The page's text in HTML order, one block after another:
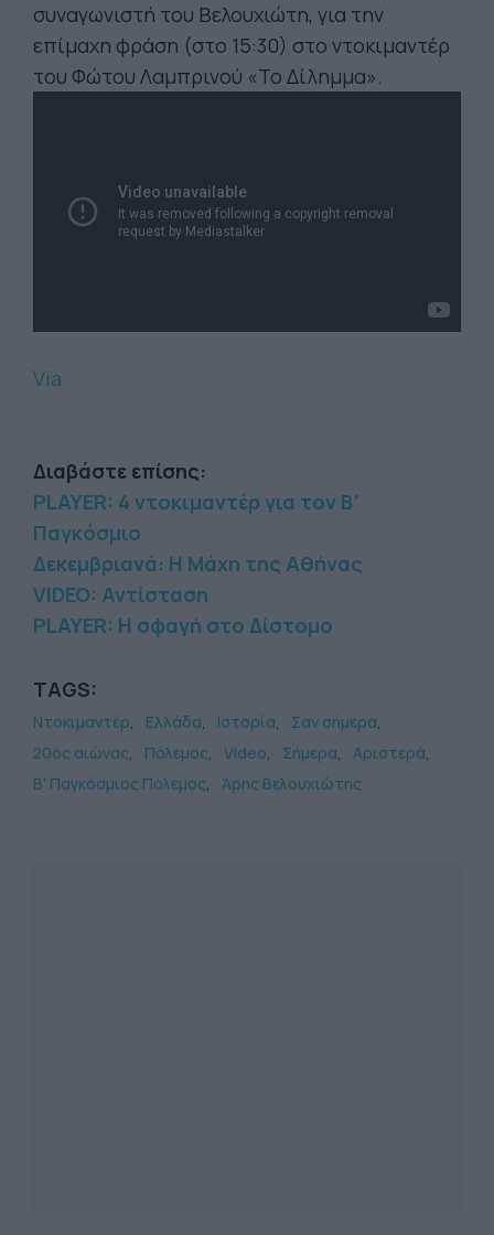
συναγωνιστή του Βελουχιώτη, για την
επίμαχη φράση (στο 15:30) στο ντοκιμαντέρ
του Φώτου Λαμπρινού «Το Δίλημμα».
Via
Διαβάστε επίσης:
PLAYER: 4 ντοκιμαντέρ για τον Β’
Παγκόσμιο
Δεκεμβριανά: Η Μάχη της Αθήνας
VIDEO: Αντίσταση
PLAYER: Η σφαγή στο Δίστομο
TAGS:
Ντοκιμαντέρ Ελλάδα Ιστορία
Σαν σήμερα
20ός αιώνας
Πόλεμος Video Σήμερα
Αριστερά
Β' Παγκόσμιος Πόλεμος
Άρης Βελουχιώτης